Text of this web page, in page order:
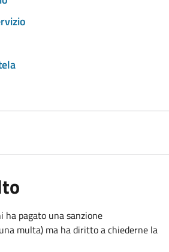
ha pagato una sanzione
multa) ma ha diritto a chiederne la